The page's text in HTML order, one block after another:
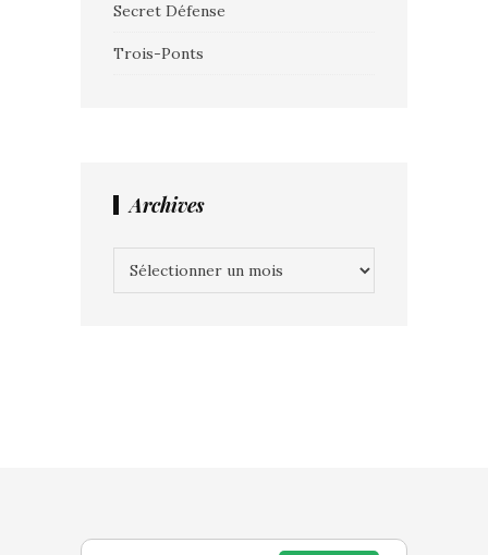
Secret Défense
Trois-Ponts
Archives